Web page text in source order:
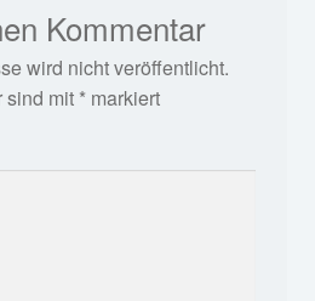
Kommentar
wird nicht veröffentlicht.
sind mit *markiert